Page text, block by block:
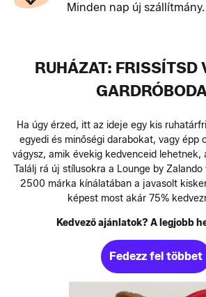
Minden nap új szállítmány.
RUHÁZAT: FRISSÍTSD
Ha úgy érzed, itt az ideje egy kis
egyedi és minőségi darabokat, vagy épp
vágysz, amik évekig kedvenceid lehetnek,
Találj rá új stílusokra a Lounge by Zalando
2500 márka kínálatában a javasolt
képest most akár 75%
Kedvező ajánlatok? A legjobb
Fedezz fel többet